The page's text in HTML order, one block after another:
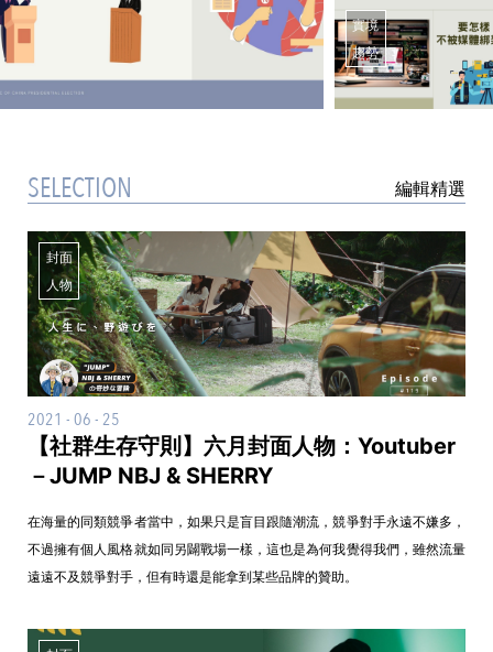
實境
趨勢
SELECTION 編輯精選
封面
人物
2021 - 06 - 25
【社群生存守則】六月封面人物：Youtuber
－JUMP NBJ & SHERRY
在海量的同類競爭者當中，如果只是盲目跟隨潮流，競爭對手永遠不嫌多，
不過擁有個人風格就如同另闢戰場一樣，這也是為何我覺得我們，雖然流量
遠遠不及競爭對手，但有時還是能拿到某些品牌的贊助。